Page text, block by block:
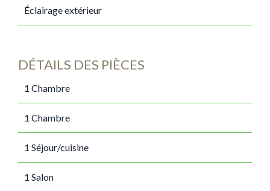
Éclairage extérieur
DÉTAILS DES PIÈCES
1 Chambre
1 Chambre
1 Séjour/cuisine
1 Salon